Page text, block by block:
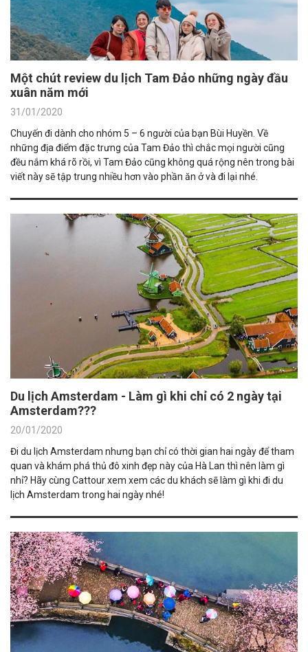
Một chút review du lịch Tam Đảo những ngày đầu
xuân năm mới
31/01/2020
Chuyến đi dành cho nhóm 5 – 6 người của bạn Bùi Huyền. Về
những địa điểm đặc trưng của Tam Đảo thì chắc mọi người cũng
đều nắm khá rõ rồi, vì Tam Đảo cũng không quá rộng nên trong bài
viết này sẽ tập trung nhiều hơn vào phần ăn ở và đi lại nhé.
Du lịch Amsterdam - Làm gì khi chỉ có 2 ngày tại
Amsterdam???
20/01/2020
Đi du lịch Amsterdam nhưng bạn chỉ có thời gian hai ngày để tham
quan và khám phá thủ đô xinh đẹp này của Hà Lan thì nên làm gì
nhỉ? Hãy cùng Cattour xem xem các du khách sẽ làm gì khi đi du
lịch Amsterdam trong hai ngày nhé!